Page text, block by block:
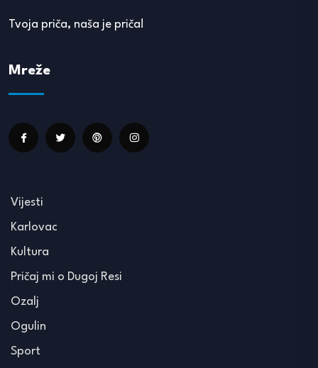
Tvoja priča, naša je priča!
Mreže
Vijesti
Karlovac
Kultura
Pričaj mi o Dugoj Resi
Ozalj
Ogulin
Sport